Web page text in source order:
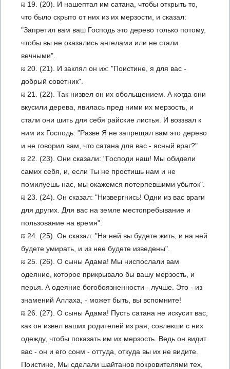
19. (20). И нашептал им сатана, чтобы открыть то,
что было скрыто от них из их мерзости, и сказал:
"Запретил вам ваш Господь это дерево только потому,
чтобы вы не оказались ангелами или не стали
вечными".
20. (21). И заклял он их: "Поистине, я для вас -
добрый советник".
21. (22). Так низвел он их обольщением. А когда они
вкусили дерева, явилась пред ними их мерзость, и
стали они шить для себя райские листья. И воззвал к
ним их Господь: "Разве Я не запрещал вам это дерево
и не говорил вам, что сатана для вас - ясный враг?"
22. (23). Они сказали: "Господи наш! Мы обидели
самих себя, и, если Ты не простишь нам и не
помилуешь нас, мы окажемся потерпевшими убыток".
23. (24). Он сказал: "Низвергнись! Одни из вас враги
для других. Для вас на земле местопребывание и
пользование на время".
24. (25). Он сказал: "На ней вы будете жить, и на ней
будете умирать, и из нее будете изведены".
25. (26). О сыны Адама! Мы ниспослали вам
одеяние, которое прикрывало бы вашу мерзость, и
перья. А одеяние богобоязненности - лучше. Это - из
знамений Аллаха, - может быть, вы вспомните!
26. (27). О сыны Адама! Пусть сатана не искусит вас,
как он извел ваших родителей из рая, совлекши с них
одежду, чтобы показать им их мерзость. Ведь он видит
вас - он и его сонм - оттуда, откуда вы их не видите.
Поистине, Мы сделали шайтанов покровителями тех,